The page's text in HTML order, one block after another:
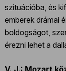
szituációba, és
emberek drámai
boldogságot,
érezni lehet a
V. J.: Mozart